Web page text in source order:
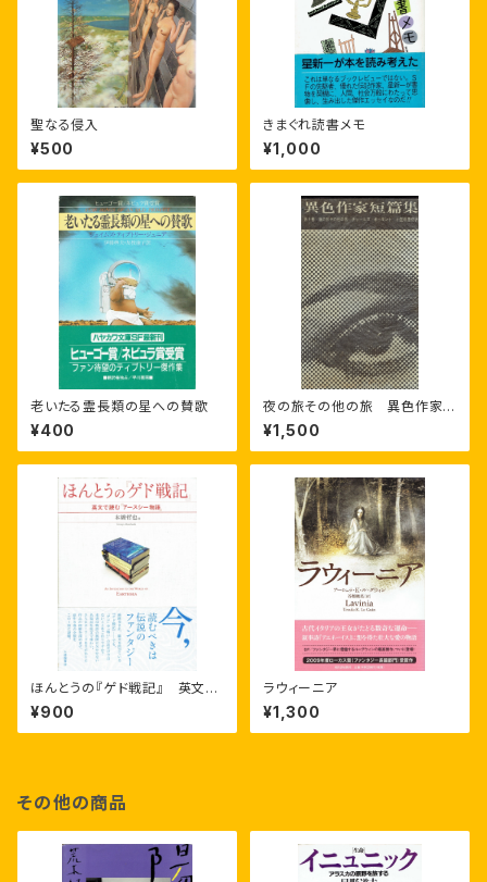
聖なる侵入
¥500
きまぐれ読書メモ
¥1,000
老いたる霊長類の星への賛歌
¥400
夜の旅その他の旅 異色作家
短編集4
¥1,500
ほんとうの『ゲド戦記』 英文で
読む『アースシー物語』
¥900
ラウィーニア
¥1,300
その他の商品